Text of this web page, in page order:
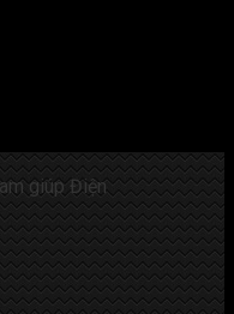
giúp Điện